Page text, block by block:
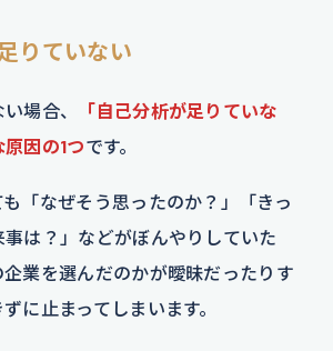
りていない
場合、
「自己分析が足りていな
因の1つです。
「なぜそう思ったのか？」「きっ
は？」などがぼんやりしていた
業を選んだのかが曖昧だったりす
に止まってしまいます。